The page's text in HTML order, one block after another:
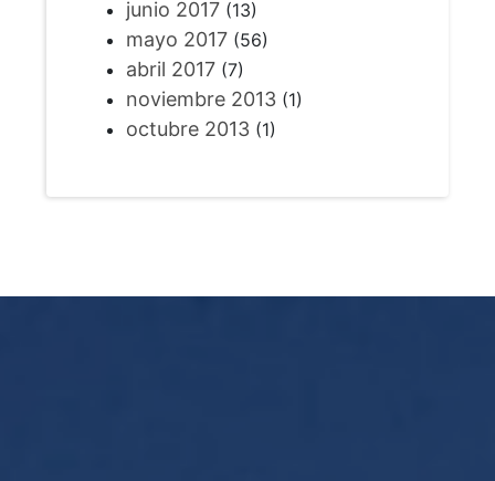
junio 2017(13)
mayo 2017(56)
abril 2017(7)
noviembre 2013(1)
octubre 2013(1)